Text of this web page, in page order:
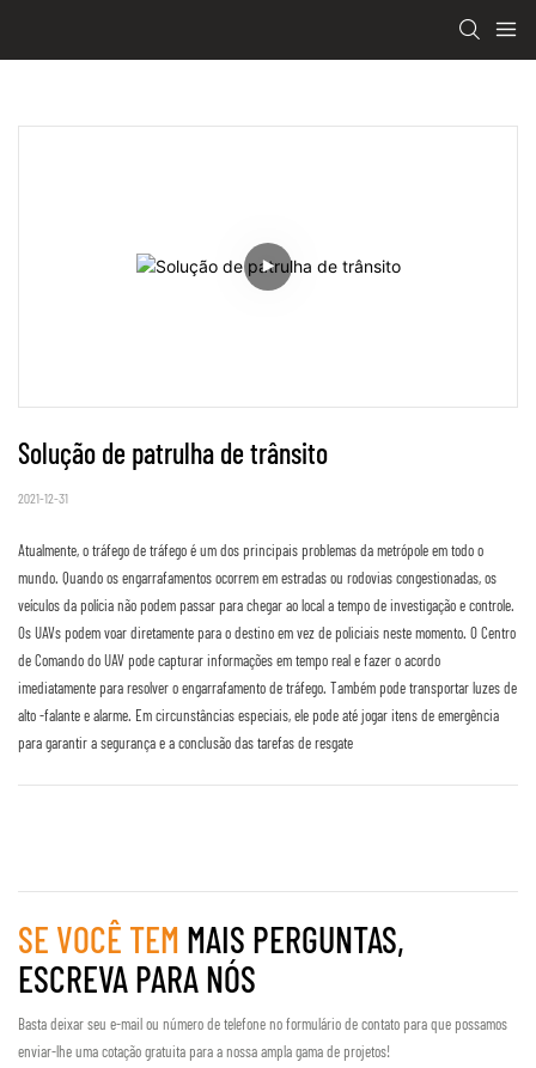
Solução de patrulha de trânsito
2021-12-31
Atualmente, o tráfego de tráfego é um dos principais problemas da metrópole em todo o
mundo. Quando os engarrafamentos ocorrem em estradas ou rodovias congestionadas, os
veículos da polícia não podem passar para chegar ao local a tempo de investigação e controle.
Os UAVs podem voar diretamente para o destino em vez de policiais neste momento. O Centro
de Comando do UAV pode capturar informações em tempo real e fazer o acordo
imediatamente para resolver o engarrafamento de tráfego. Também pode transportar luzes de
alto -falante e alarme. Em circunstâncias especiais, ele pode até jogar itens de emergência
para garantir a segurança e a conclusão das tarefas de resgate
SE VOCÊ TEM MAIS PERGUNTAS,
ESCREVA PARA NÓS
Basta deixar seu e-mail ou número de telefone no formulário de contato para que possamos
enviar-lhe uma cotação gratuita para a nossa ampla gama de projetos!